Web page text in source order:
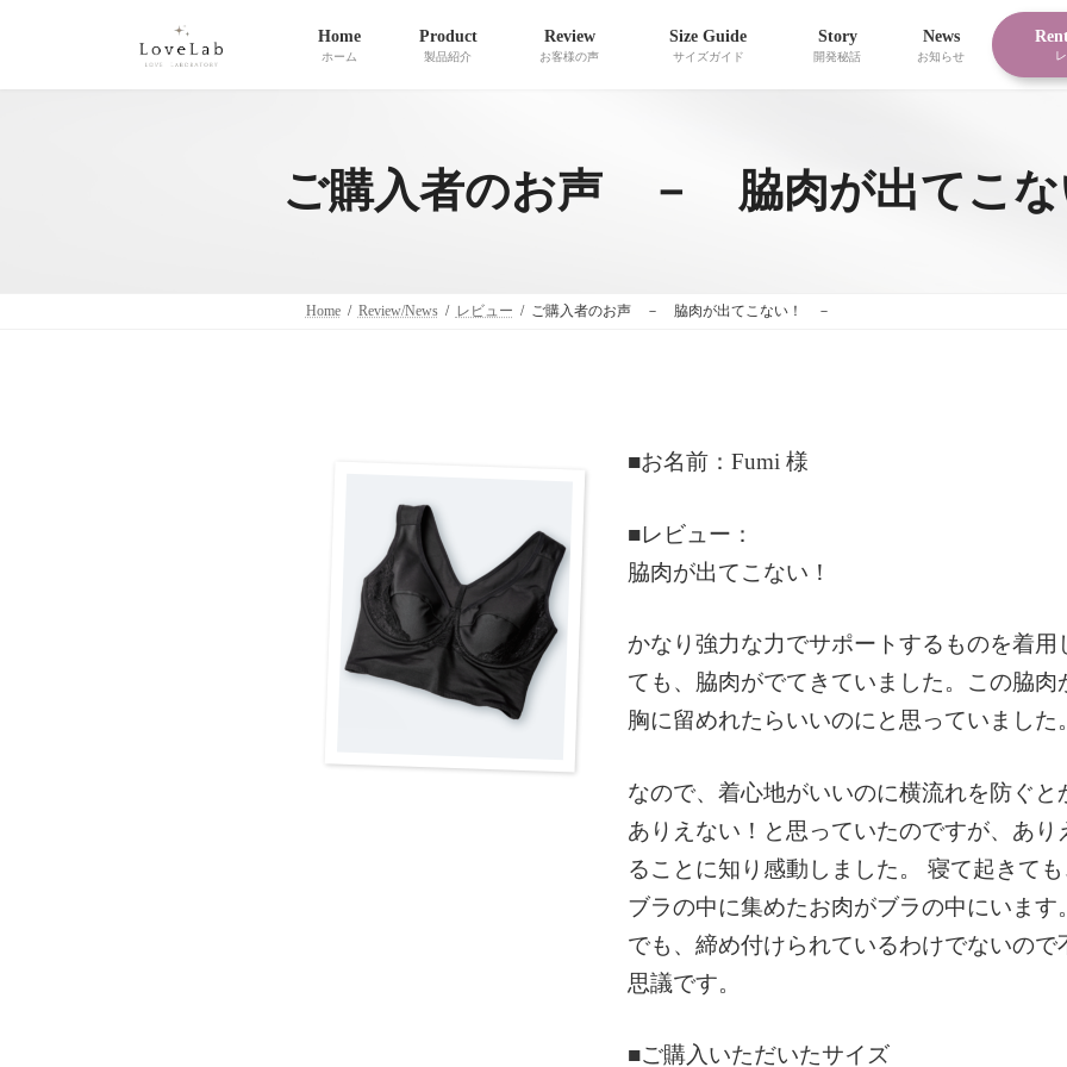
Home
ホーム
Product
製品紹介
Review
お客様の声
Size Guide
サイズガイド
Story
開発秘話
News
お知らせ
ご購入者のお声 － 脇肉が出てこ
Home Review/News レビュー ご購入者のお声 － 脇肉が出てこない！ －
■お名前：Fumi 様
■レビュー：
脇肉が出てこない！
かなり強力な力でサポートするものを着用
ても、脇肉がでてきていました。この脇肉
胸に留めれたらいいのにと思っていました。
なので、着心地がいいのに横流れを防ぐと
ありえない！と思っていたのですが、あり
ることに知り感動しました。 寝て起きても
ブラの中に集めたお肉がブラの中にいます。
でも、締め付けられているわけでないので
思議です。
■ご購入いただいたサイズ